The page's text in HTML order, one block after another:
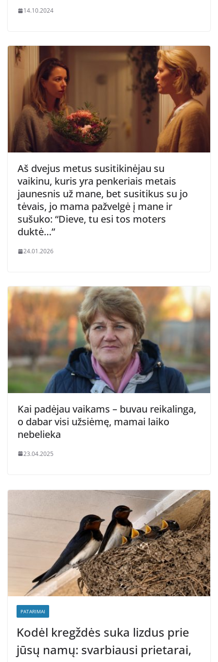
14.10.2024
Aš dvejus metus susitikinėjau su
vaikinu, kuris yra penkeriais metais
jaunesnis už mane, bet susitikus su jo
tėvais, jo mama pažvelgė į mane ir
sušuko: “Dieve, tu esi tos moters
duktė…”
24.01.2026
Kai padėjau vaikams – buvau reikalinga,
o dabar visi užsiėmę, mamai laiko
nebelieka
23.04.2025
PATARIMAI
Kodėl kregždės suka lizdus prie
jūsų namų: svarbiausi prietarai,